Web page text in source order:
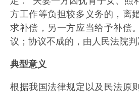
方工作等负担较多义务的，离
求补偿，另一方应当给予补偿
议；协议不成的，由人民法院判
典型意义
根据我国法律规定以及民法原